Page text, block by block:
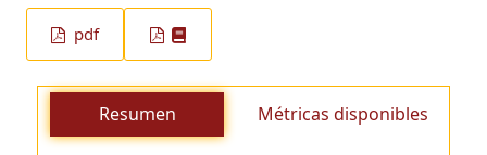
pdf
Resumen Métricas disponibles